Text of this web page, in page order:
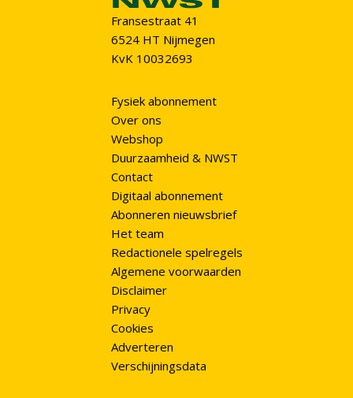
Fransestraat 41
6524 HT Nijmegen
KvK 10032693
Fysiek abonnement
Over ons
Webshop
Duurzaamheid & NWST
Contact
Digitaal abonnement
Abonneren nieuwsbrief
Het team
Redactionele spelregels
Algemene voorwaarden
Disclaimer
Privacy
Cookies
Adverteren
Verschijningsdata